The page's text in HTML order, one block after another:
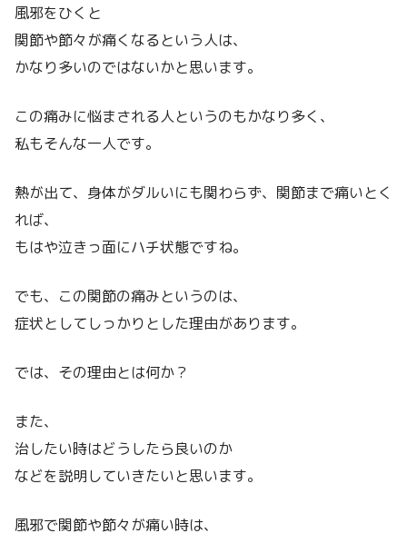
風邪をひくと
関節や節々が痛くなるという人は、
かなり多いのではないかと思います。
この痛みに悩まされる人というのもかなり多く、
私もそんな一人です。
熱が出て、身体がダルいにも関わらず、関節まで痛いとく
れば、
もはや泣きっ面にハチ状態ですね。
でも、この関節の痛みというのは、
症状としてしっかりとした理由があります。
では、その理由とは何か？
また、
治したい時はどうしたら良いのか
などを説明していきたいと思います。
風邪で関節や節々が痛い時は、